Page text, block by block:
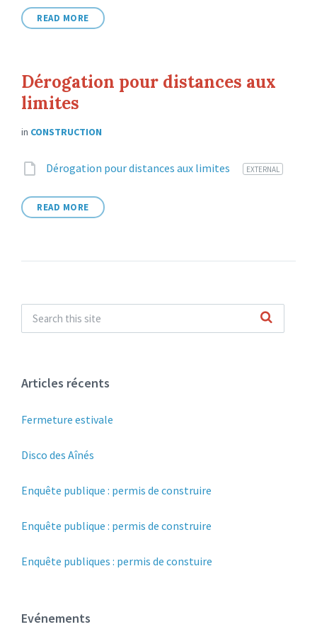
READ MORE
Dérogation pour distances aux
limites
in CONSTRUCTION
Attachments
Dérogation pour distances aux limites
File
EXTERNAL
READ MORE
Articles récents
Fermeture estivale
Disco des Aînés
Enquête publique : permis de construire
Enquête publique : permis de construire
Enquête publiques : permis de constuire
Evénements